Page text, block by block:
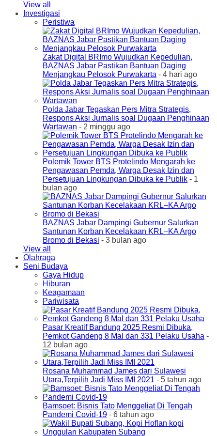
View all
Investigasi
Peristiwa
Zakat Digital BRImo Wujudkan Kepedulian,
BAZNAS Jabar Pastikan Bantuan Daging
Menjangkau Pelosok Purwakarta - 4 hari ago
Polda Jabar Tegaskan Pers Mitra Strategis,
Respons Aksi Jurnalis soal Dugaan Penghinaan
Wartawan - 2 minggu ago
Polemik Tower BTS Protelindo Mengarah ke
Pengawasan Pemda, Warga Desak Izin dan
Persetujuan Lingkungan Dibuka ke Publik - 1
bulan ago
BAZNAS Jabar Dampingi Gubernur Salurkan
Santunan Korban Kecelakaan KRL–KA Argo
Bromo di Bekasi - 3 bulan ago
View all
Olahraga
Seni Budaya
Gaya Hidup
Hiburan
Keagamaan
Pariwisata
Pasar Kreatif Bandung 2025 Resmi Dibuka,
Pemkot Gandeng 8 Mal dan 331 Pelaku Usaha -
12 bulan ago
Rosana Muhammad James dari Sulawesi
Utara,Terpilih Jadi Miss IMI 2021 - 5 tahun ago
Bamsoet: Bisnis Tato Menggeliat Di Tengah
Pandemi Covid-19 - 6 tahun ago